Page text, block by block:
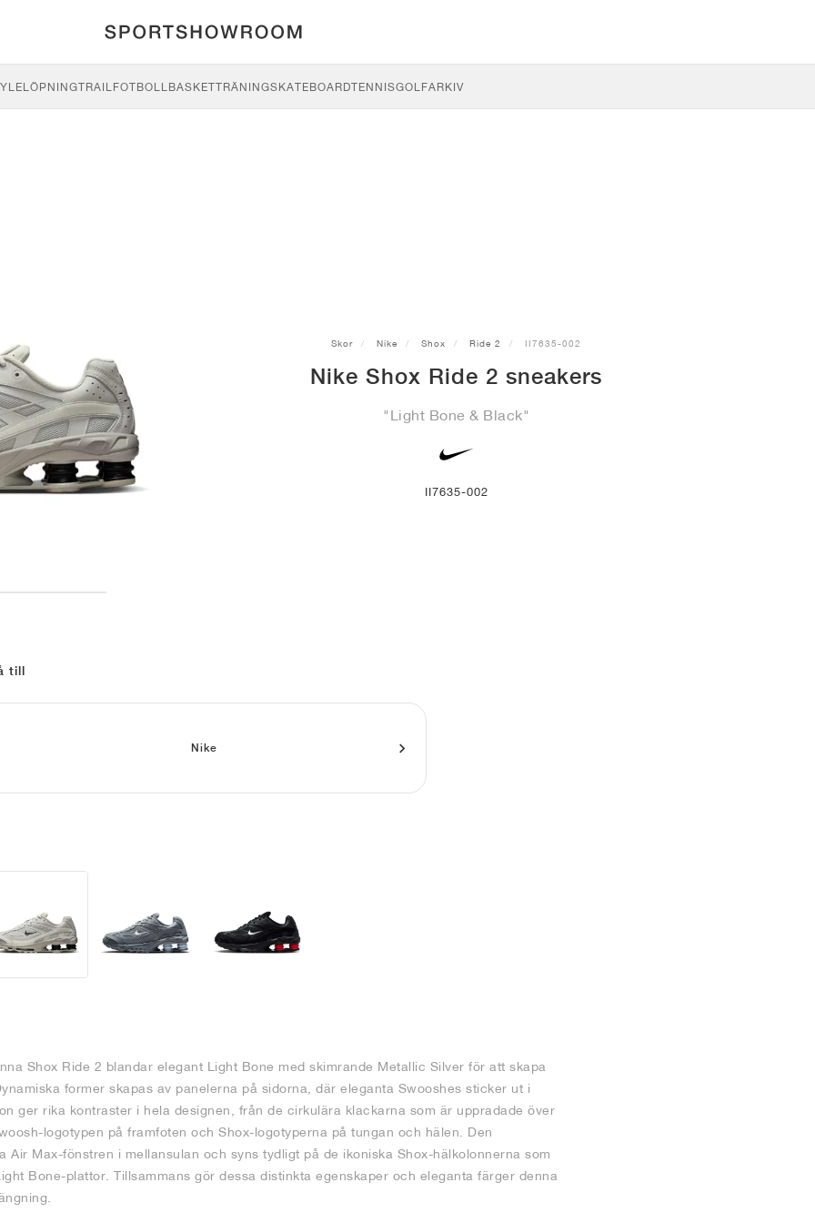
LÖPNINGTRAILFOTBOLLBASKETTRÄNINGSKATEBOARDTENNISGOLFARKIV
Skor Nike Shox Ride 2 II7635-002
Nike Shox Ride 2 sneakers
"Light Bone & Black"
II7635-002
till
Nike
Shox Ride 2 blandar elegant Light Bone med skimrande Metallic Silver för att skapa
former skapas av panelerna på sidorna, där eleganta Swooshes sticker ut i
ger rika kontraster i hela designen, från de cirkulära klackarna som är uppradade över
logotypen på framfoten och Shox-logotyperna på tungan och hälen. Den
Air Max-fönstren i mellansulan och syns tydligt på de ikoniska Shox-hälkolonnerna som
Bone-plattor. Tillsammans gör dessa distinkta egenskaper och eleganta färger denna